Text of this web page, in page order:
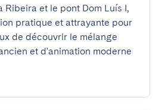
Ribeira et le pont Dom Luís I,
pratique et attrayante pour
de découvrir le mélange
et d'animation moderne